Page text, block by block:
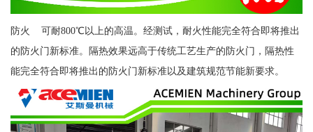
防火 可耐800℃以上的高温。经测试，耐火性能完全符合即将推出
的防火门新标准。隔热效果远高于传统工艺生产的防火门，隔热性
能完全符合即将推出的防火门新标准以及建筑规范节能新要求。